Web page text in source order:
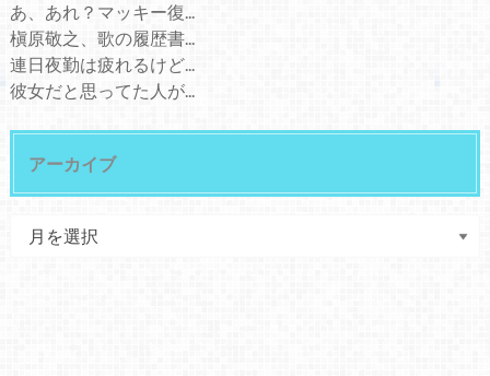
あ、あれ？マッキー復...
槇原敬之、歌の履歴書...
連日夜勤は疲れるけど...
彼女だと思ってた人が...
アーカイブ